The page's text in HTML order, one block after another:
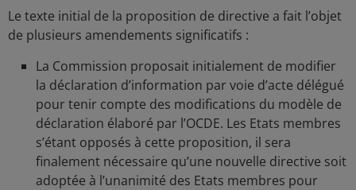
Le texte initial de la proposition de directive a fait l’objet
de plusieurs amendements significatifs :
La Commission proposait initialement de modifier
la déclaration d’information par voie d’acte délégué
pour tenir compte des modifications du modèle de
déclaration élaboré par l’OCDE. Les Etats membres
s’étant opposés à cette proposition, il sera
finalement nécessaire qu’une nouvelle directive soit
adoptée à l’unanimité des Etats membres pour